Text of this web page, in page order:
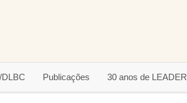
Publicações 30 anos de LEADER